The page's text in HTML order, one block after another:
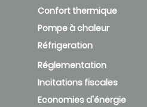
Confort thermique
Pompe à chaleur
Réfrigeration
Réglementation
Incitations fiscales
Economies d'énergie